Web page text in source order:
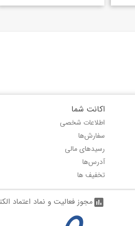
اکانت شما
اطلاعات شخصی
سفارش‌ها
رسیدهای مالی
آدرس‌ها
تخفیف ها
assessmentمجوز فعالیت و نماد اعتماد